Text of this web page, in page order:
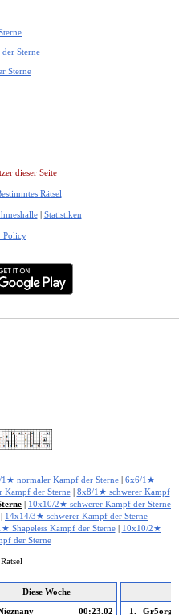
Sterne
Sterne
dieser Seite
Rätsel
| Statistiken
Policy
normaler Kampf der Sterne| 6x6/1★
der Sterne| 8x8/1★ schwerer Kampf
10x10/2★ schwerer Kampf der Sterne
14x14/3★ schwerer Kampf der Sterne
Shapeless Kampf der Sterne|
10x10/2★
der Sterne
Diese Woche
00:23.02
1.
Gr5org